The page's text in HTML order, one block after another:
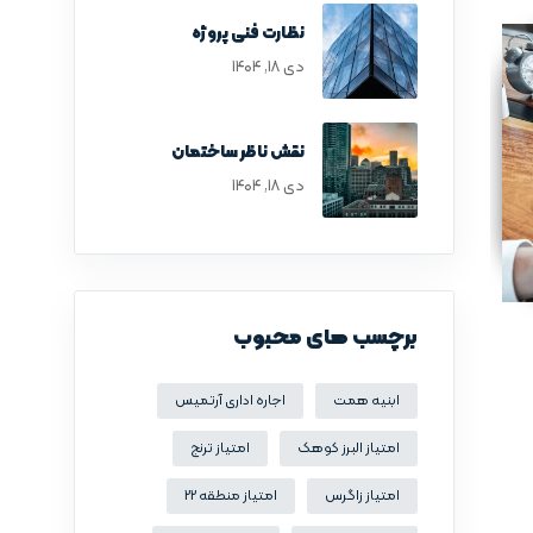
نظارت فنی پروژه
دی ۱۸, ۱۴۰۴
نقش ناظر ساختمان
دی ۱۸, ۱۴۰۴
برچسب های محبوب
ابنیه همت اجاره اداری آرتمیس
امتیاز البرز کوهک امتیاز ترنج
امتیاز زاگرس امتیاز منطقه 22